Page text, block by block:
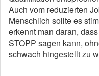
Auch vom reduzierten
Menschlich sollte es
erkennt man daran,
STOPP sagen kann,
schwach hingestellt zu